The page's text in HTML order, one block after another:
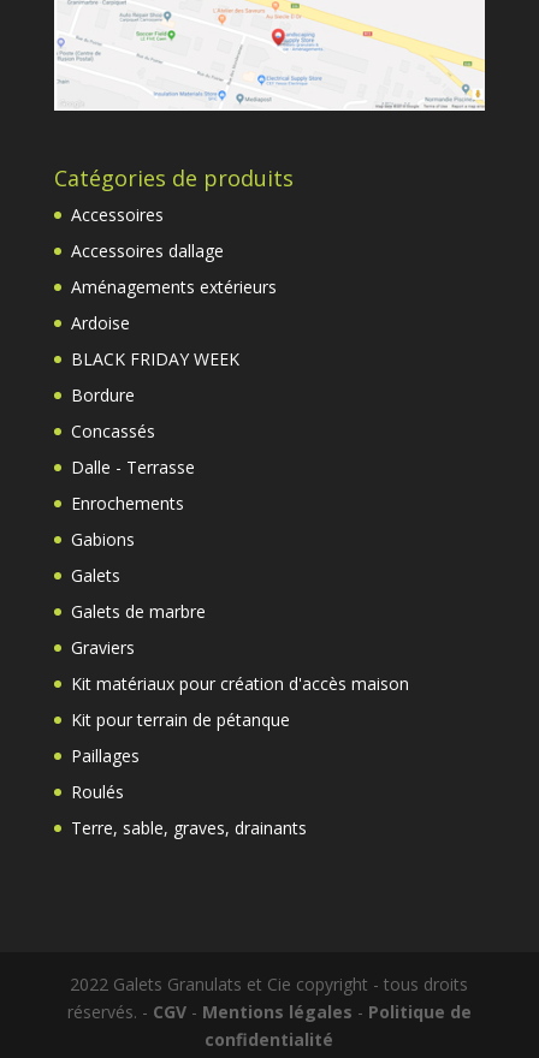
Catégories de produits
Accessoires
Accessoires dallage
Aménagements extérieurs
Ardoise
BLACK FRIDAY WEEK
Bordure
Concassés
Dalle - Terrasse
Enrochements
Gabions
Galets
Galets de marbre
Graviers
Kit matériaux pour création d'accès maison
Kit pour terrain de pétanque
Paillages
Roulés
Terre, sable, graves, drainants
2022 Galets Granulats et Cie copyright - tous droits
réservés. - CGV- Mentions légales - Politique de
confidentialité